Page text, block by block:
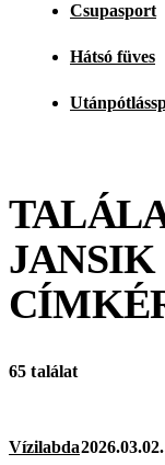
Csupasport
Hátsó füves
65 találat
Vízilabda